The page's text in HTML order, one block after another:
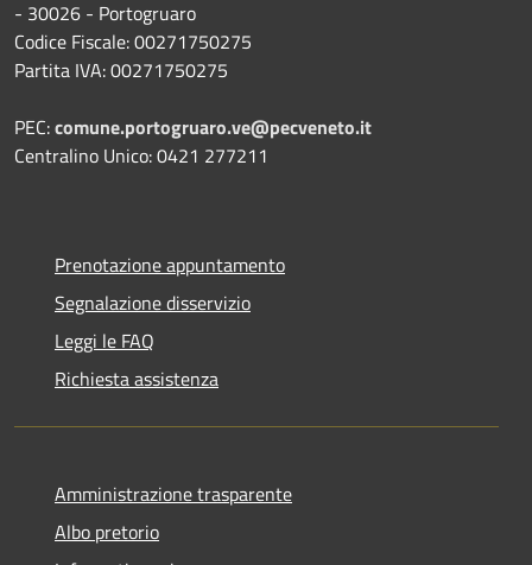
- 30026 - Portogruaro
Codice Fiscale: 00271750275
Partita IVA: 00271750275
PEC:comune.portogruaro.ve@pecveneto.it
Centralino Unico: 0421 277211
Prenotazione appuntamento
Segnalazione disservizio
Leggi le FAQ
Richiesta assistenza
Amministrazione trasparente
Albo pretorio